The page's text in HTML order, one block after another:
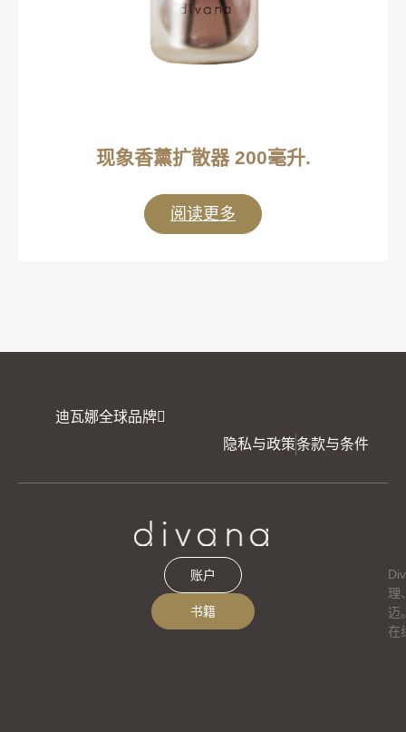
现象香薰扩散器 200毫升.
阅读更多
迪瓦娜全球品牌
隐私与政策条款与条件
账户
书籍
理
迈
在